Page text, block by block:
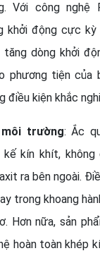
Với công nghệ
khởi động cực kỳ
tăng dòng khởi
phương tiện của
điều kiện khắc
trường: Ắc
kín khít, không
ra bên ngoài.
trong khoang
Hơn nữa, sản
hoàn toàn khép